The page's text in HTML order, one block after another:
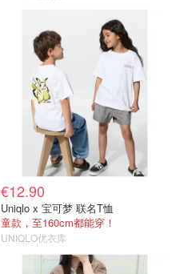
€12.90
Uniqlo x 宝可梦 联名T恤
童款，至160cm都能穿！
UNIQLO优衣库